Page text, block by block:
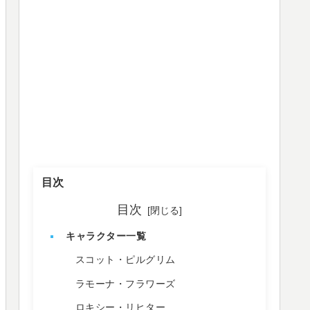
目次
目次
キャラクター一覧
スコット・ピルグリム
ラモーナ・フラワーズ
ロキシー・リヒター